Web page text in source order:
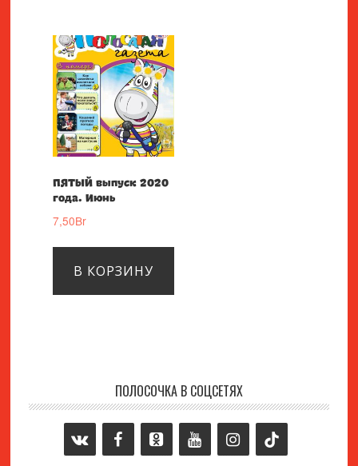
ПЯТЫЙ выпуск 2020
года. Июнь
7,50Br
В КОРЗИНУ
ПОЛОСОЧКА В СОЦСЕТЯХ